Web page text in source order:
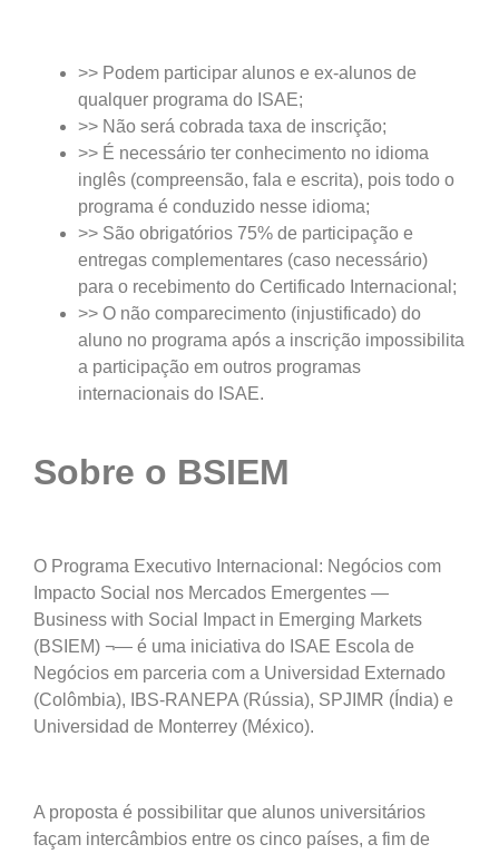
>> Podem participar alunos e ex-alunos de
qualquer programa do ISAE;
>> Não será cobrada taxa de inscrição;
>> É necessário ter conhecimento no idioma
inglês (compreensão, fala e escrita), pois todo o
programa é conduzido nesse idioma;
>> São obrigatórios 75% de participação e
entregas complementares (caso necessário)
para o recebimento do Certificado Internacional;
>> O não comparecimento (injustificado) do
aluno no programa após a inscrição impossibilita
a participação em outros programas
internacionais do ISAE.
Sobre o BSIEM
O Programa Executivo Internacional: Negócios com
Impacto Social nos Mercados Emergentes —
Business with Social Impact in Emerging Markets
(BSIEM) ¬— é uma iniciativa do ISAE Escola de
Negócios em parceria com a Universidad Externado
(Colômbia), IBS-RANEPA (Rússia), SPJIMR (Índia) e
Universidad de Monterrey (México).
A proposta é possibilitar que alunos universitários
façam intercâmbios entre os cinco países, a fim de